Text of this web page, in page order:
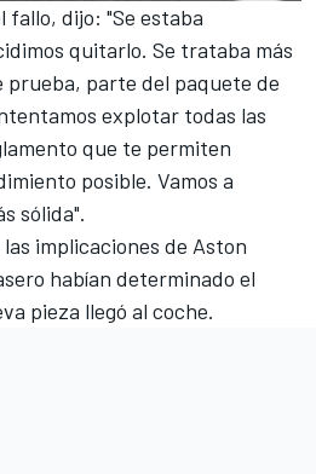
fallo, dijo: "Se estaba
quitarlo. Se trataba más
prueba, parte del paquete de
explotar todas las
que te permiten
posible. Vamos a
sólida".
implicaciones de Aston
habían determinado el
pieza llegó al coche.